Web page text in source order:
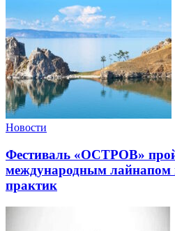
Новости
Фестиваль «ОСТРОВ»
международным лайнапом
практик